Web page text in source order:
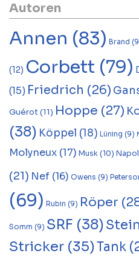
Autoren
Annen (83) Brand
(12) Corbett (79)
(15) Friedrich (26)
Guérot(11) Hoppe (27)
(38) Köppel (18) Lüning (9)
Molyneux (17) Musk(10)
(21) Nef (16) Owens (9)
(69) Rubin (9) Röper
Somm (9) SRF (38)Stein
Stricker (35)Tank